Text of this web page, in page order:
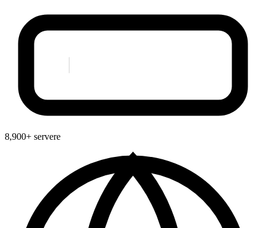
8,900+ servere